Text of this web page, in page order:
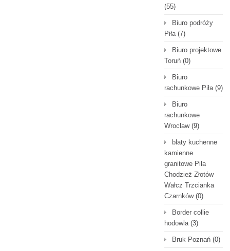
(55)
Biuro podróży
Piła(7)
Biuro projektowe
Toruń (0)
Biuro
rachunkowe Piła(9)
Biuro
rachunkowe
Wrocław(9)
blaty kuchenne
kamienne
granitowe Piła
Chodzież Złotów
Wałcz Trzcianka
Czarnków(0)
Border collie
hodowla(3)
Bruk Poznań (0)